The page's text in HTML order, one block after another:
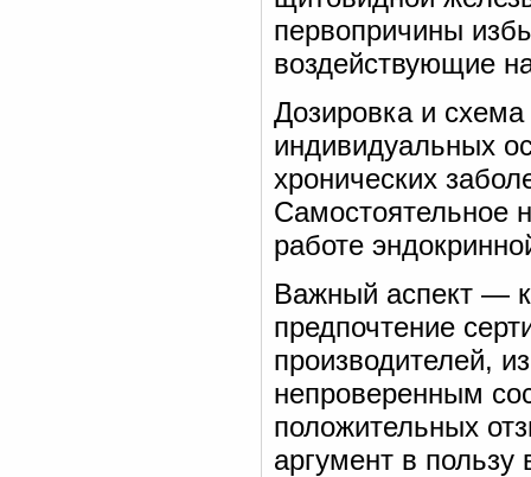
первопричины
воздействующие
Дозировка и
индивидуальных
хронических
Самостоятельное
работе
Важный аспект —
предпочтение
производителей,
непроверенным
положительных
аргумент в пользу